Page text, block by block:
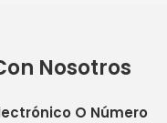
Nosotros
O Número